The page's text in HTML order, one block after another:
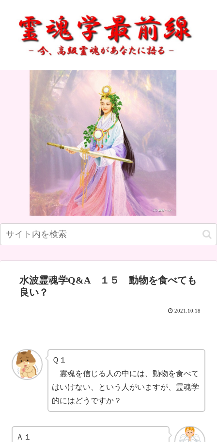
水波霊魂学Q&A １５ 動物を食べても
良い？
2021.10.18
Ｑ１
霊魂を信じる人の中には、動物を食べて
はいけない、という人がいますが、霊魂学
的にはどうですか？
Ａ１